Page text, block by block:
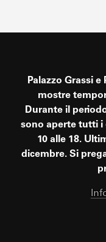
Palazzo Grassi
mostre
Durante il
sono aperte tutti i
10 alle 18.
dicembre. Si